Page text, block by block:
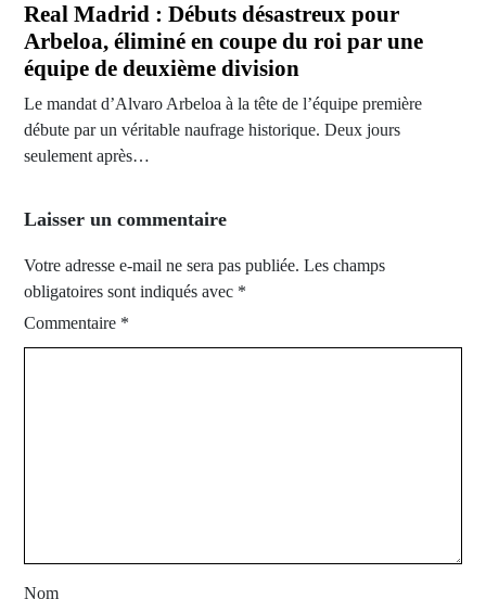
Real Madrid : Débuts désastreux pour
Arbeloa, éliminé en coupe du roi par une
équipe de deuxième division
Le mandat d’Alvaro Arbeloa à la tête de l’équipe première
débute par un véritable naufrage historique. Deux jours
seulement après…
Laisser un commentaire
Votre adresse e-mail ne sera pas publiée. Les champs
obligatoires sont indiqués avec *
Commentaire *
Nom